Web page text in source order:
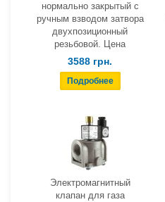
нормально закрытый с
ручным взводом затвора
двухпозиционный
резьбовой. Цена
3588 грн.
Электромагнитный
клапан для газа